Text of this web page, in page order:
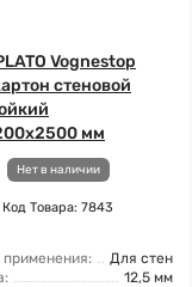
Vognestop
стеновой
мм
Нет в наличии
Код Товара: 7843
применения:
Для стен
12,5 мм